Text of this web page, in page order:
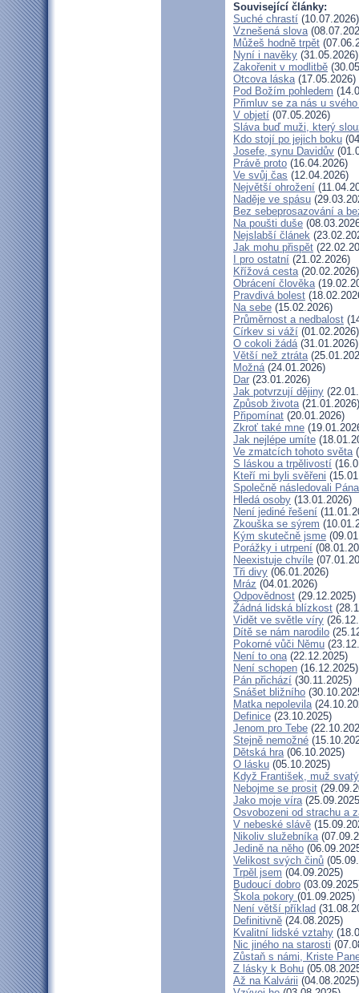
Související články:
Suché chrastí (10.07.2026)
Vznešená slova
Můžeš hodně trpět
Nyní i navěky (31.05.2026)
Zakořenit v modlitbě
Otcova láska(17.05.2026)
Pod Božím pohledem
Přimluv se za nás u
V objetí (07.05.2026)
Sláva buď muži, který
Kdo stojí po jejich boku
Josefe, synu Davidův
Právě proto (16.04.2026)
Ve svůj čas (12.04.2026)
Největší ohrožení
Naděje ve spásu
Bez sebeprosazování a
Na poušti duše
Nejslabší článek
Jak mohu přispět
I pro ostatní (21.02.2026)
Křížová cesta(20.02.2026)
Obrácení člověka
Pravdivá bolest
Na sebe (15.02.2026)
Průměrnost a nedbalost
Církev si váží (01.02.2026)
O cokoli žádá(31.01.2026)
Větší než ztráta
Možná(24.01.2026)
Dar (23.01.2026)
Jak potvrzují dějiny
Způsob života(21.01.2026)
Připomínat (20.01.2026)
Zkroť také mne
Jak nejlépe umíte
Ve zmatcích tohoto světa
S láskou a trpělivostí
Kteří mi byli svěřeni
Společně následovali Pána
Hledá osoby (13.01.2026)
Není jediné řešení
Zkouška se sýrem
Kým skutečně jsme
Porážky i utrpení
Neexistuje chvíle
Tři divy (06.01.2026)
Mráz (04.01.2026)
Odpovědnost (29.12.2025)
Žádná lidská blízkost
Vidět ve světle víry
Dítě se nám narodilo
Pokorné vůči Němu
Není to ona(22.12.2025)
Není schopen (16.12.2025)
Pán přichází (30.11.2025)
Snášet bližního
Matka nepolevila
Definice (23.10.2025)
Jenom pro Tebe
Stejně nemožné
Dětská hra(06.10.2025)
O lásku (05.10.2025)
Když František, muž svatý
Nebojme se prosit
Jako moje víra
Osvobozeni od strachu a
V nebeské slávě
Nikoliv služebníka
Jedině na něho
Velikost svých činů
Trpěl jsem (04.09.2025)
Budoucí dobro
Škola pokory (01.09.2025)
Není větší příklad
Definitivně (24.08.2025)
Kvalitní lidské vztahy
Nic jiného na starosti
Zůstaň s námi, Kriste
Z lásky k Bohu
Až na Kalvárii (04.08.2025)